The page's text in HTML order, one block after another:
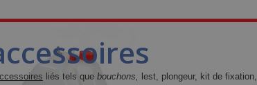
liés tels que bouchons, lest, plongeur, kit de fixation,